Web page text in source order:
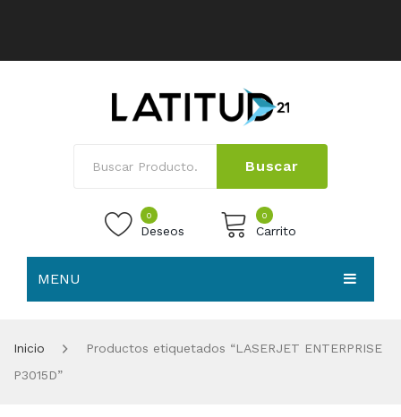
Buscar
0
Deseos
0
Carrito
MENU
Inicio
Productos etiquetados “LASERJET ENTERPRISE
P3015D”